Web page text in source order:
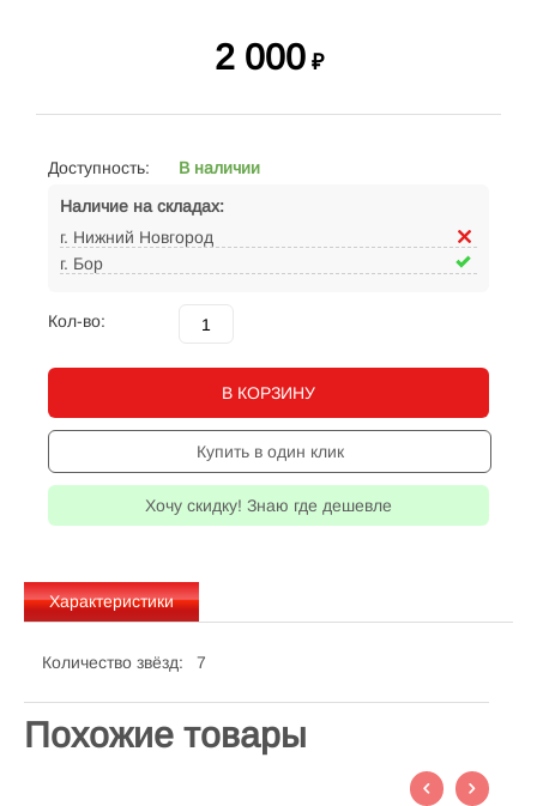
2 000 ₽
Доступность:
В наличии
Наличие на складах:
г. Нижний Новгород
г. Бор
Кол-во:
В КОРЗИНУ
Купить в один клик
Хочу скидку! Знаю где дешевле
Характеристики
Количество звёзд: 7
Похожие товары